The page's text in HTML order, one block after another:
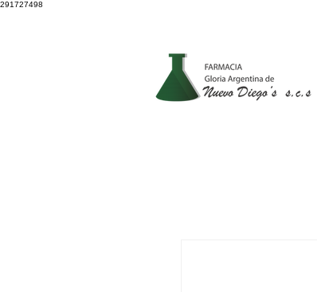
291727498